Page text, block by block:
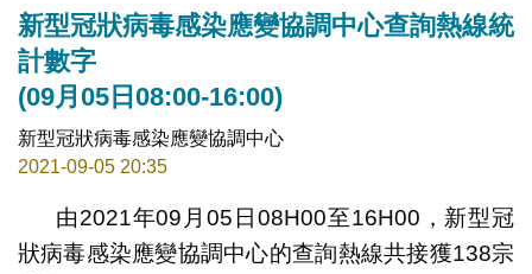
新型冠狀病毒感染應變協調中心查詢熱線統
計數字
(09月05日08:00-16:00)
新型冠狀病毒感染應變協調中心
2021-09-05 20:35
由2021年09月05日08H00至16H00，新型冠
狀病毒感染應變協調中心的查詢熱線共接獲138宗